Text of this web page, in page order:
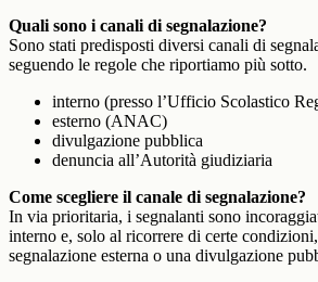
Quali sono i canali di segnalazione?
Sono stati predisposti diversi canali di
seguendo le regole che riportiamo più sotto.
interno (presso l’Ufficio Scolastico
esterno (ANAC)
divulgazione pubblica
denuncia all’Autorità giudiziaria
Come scegliere il canale di segnalazione?
In via prioritaria, i segnalanti sono
interno e, solo al ricorrere di certe
segnalazione esterna o una divulgazione